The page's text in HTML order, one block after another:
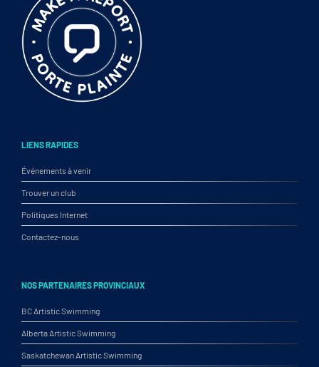
LIENS RAPIDES
Événements à venir
Trouver un club
Politiques Internet
Contactez-nous
NOS PARTENAIRES PROVINCIAUX
BC Artistic Swimming
Alberta Artistic Swimming
Saskatchewan Artistic Swimming